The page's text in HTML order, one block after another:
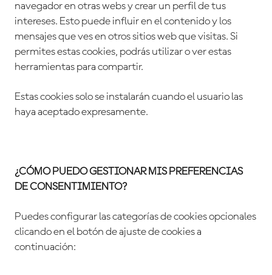
navegador en otras webs y crear un perfil de tus
intereses. Esto puede influir en el contenido y los
mensajes que ves en otros sitios web que visitas. Si
permites estas cookies, podrás utilizar o ver estas
herramientas para compartir.
Estas cookies solo se instalarán cuando el usuario las
haya aceptado expresamente.
¿CÓMO PUEDO GESTIONAR MIS PREFERENCIAS
DE CONSENTIMIENTO?
Puedes configurar las categorías de cookies opcionales
clicando en el botón de ajuste de cookies a
continuación: